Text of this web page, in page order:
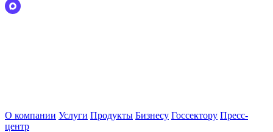
О компании Услуги Продукты Бизнесу Госсектору Пресс-
центр